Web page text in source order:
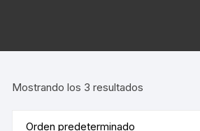
Mostrando los 3 resultados